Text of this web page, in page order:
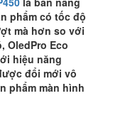
phẩm có tốc độ
mà hơn so với
OledPro Eco
hiệu năng
đổi mới vô
phẩm màn hình